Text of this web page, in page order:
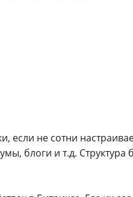
если не сотни
блоги и т.д.